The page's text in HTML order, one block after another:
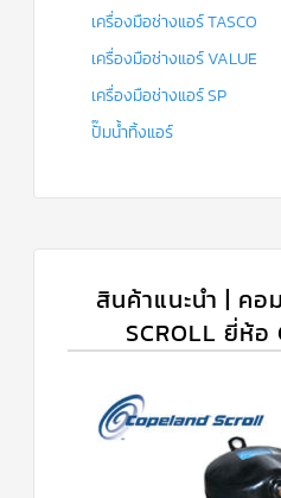
เครื่องมือช่างแอร์ TASCO
เครื่องมือช่างแอร์ VALUE
เครื่องมือช่างแอร์ SP
ปั๊มน้ำทิ้งแอร์
สินค้าแนะนำ | คอ
SCROLL ยี่ห้อ